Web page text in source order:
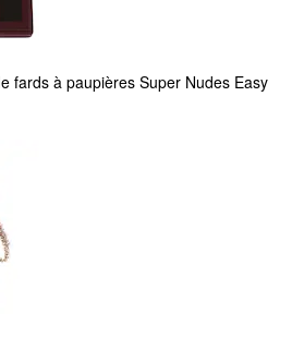
fards à paupières Super Nudes Easy